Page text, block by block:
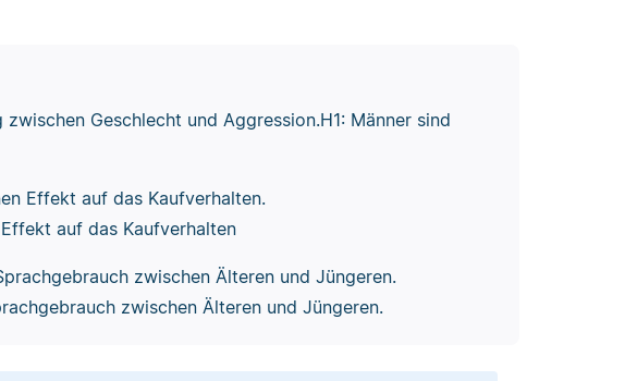
Geschlecht und Aggression.H1: Männer sind
Effekt auf das Kaufverhalten.
auf das Kaufverhalten
zwischen Älteren und Jüngeren.
zwischen Älteren und Jüngeren.